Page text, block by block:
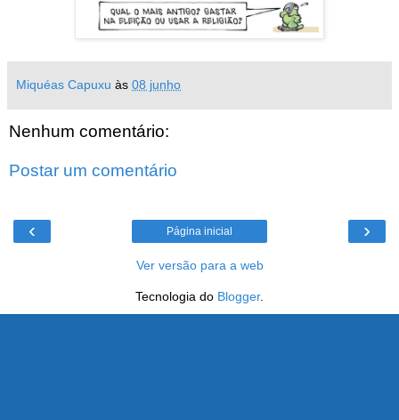
Miquéas Capuxu às 08 junho
Nenhum comentário:
Postar um comentário
‹ ›
Página inicial
Ver versão para a web
Tecnologia do Blogger.